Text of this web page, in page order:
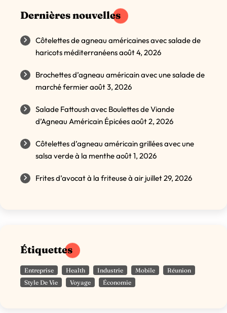
Dernières nouvelles
Côtelettes de agneau américaines avec salade de
haricots méditerranéensaoût 4, 2026
Brochettes d’agneau américain avec une salade de
marché fermieraoût 3, 2026
Salade Fattoush avec Boulettes de Viande
d’Agneau Américain Épicéesaoût 2, 2026
Côtelettes d’agneau américain grillées avec une
salsa verde à la mentheaoût 1, 2026
Frites d’avocat à la friteuse à air juillet 29, 2026
Étiquettes
Entreprise Health Industrie Mobile
Réunion
Style De Vie
Voyage Économie